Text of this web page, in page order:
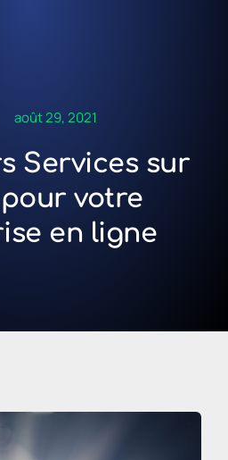
août 29, 2021
Services sur
votre
en ligne